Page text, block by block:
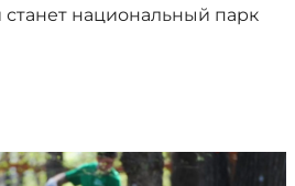
национальный парк